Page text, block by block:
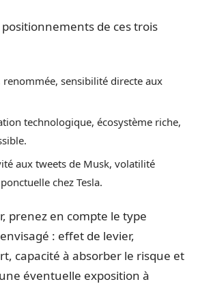
de ces trois
sensibilité directe aux
technologique, écosystème riche,
aux tweets de Musk, volatilité
chez Tesla.
prenez en compte le type
: effet de levier,
capacité à absorber le risque et
éventuelle exposition à